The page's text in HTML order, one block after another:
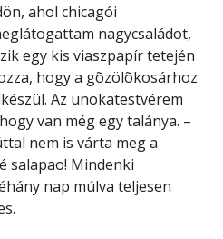
ahol chicagói
nagycsaládot,
egy kis viaszpapír tetején
hogy a gõzölõkosárhoz
Az unokatestvérem
van még egy talánya. –
nem is várta meg a
salapao! Mindenki
nap múlva teljesen